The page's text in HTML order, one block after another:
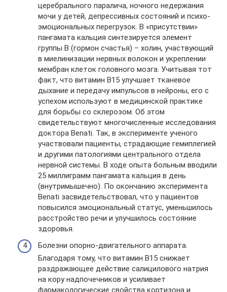
церебрального паралича, ночного недержания
мочи у детей, депрессивных состояний и психо-
эмоциональных перегрузок. В «присутствии»
пангамата кальция синтезируется элемент
группы В (гормон счастья) – холин, участвующий
в миелинизации нервных волокон и укреплении
мембран клеток головного мозга. Учитывая тот
факт, что витамин В15 улучшает тканевое
дыхание и передачу импульсов в нейроны, его с
успехом используют в медицинской практике
для борьбы со склерозом. Об этом
свидетельствуют многочисленные исследования
доктора Benati. Так, в эксперименте ученого
участвовали пациенты, страдающие гемиплегией
и другими патологиями центрального отдела
нервной системы. В ходе опыта больным вводили
25 миллиграмм пангамата кальция в день
(внутримышечно). По окончанию эксперимента
Benati засвидетельствовал, что у пациентов
повысился эмоциональный статус, уменьшилось
расстройство речи и улучшилось состояние
здоровья.
Болезни опорно-двигательного аппарата.
Благодаря тому, что витамин В15 снижает
раздражающее действие салицилового натрия
на кору надпочечников и усиливает
фармакологические свойства кортизона и